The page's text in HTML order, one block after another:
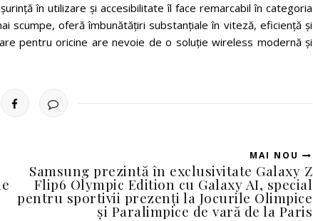
în utilizare și accesibilitate îl face remarcabil în categoria
scumpe, oferă îmbunătățiri substanțiale în viteză, eficiență și
pentru oricine are nevoie de o soluție wireless modernă și
MAI NOU
Samsung prezintă în exclusivitate Galaxy Z
Flip6 Olympic Edition cu Galaxy AI, special
pentru sportivii prezenți la Jocurile Olimpice
și Paralimpice de vară de la Paris